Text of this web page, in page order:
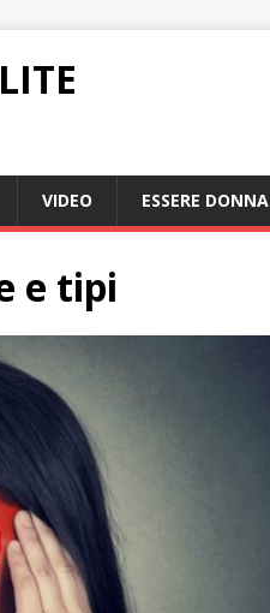
VIDEO ESSERE DONNA
e tipi